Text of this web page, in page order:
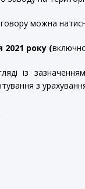
можна
2021 року (
із
з